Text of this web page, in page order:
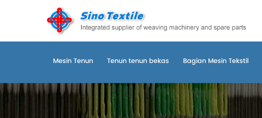
Mesin Tenun Tenun tenun bekas Bagian Mesin Tekstil